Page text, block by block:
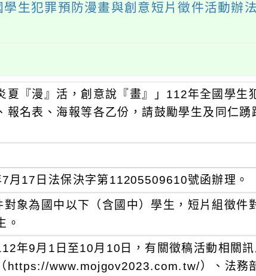
生犯罪預防漫畫與創意短片徵件活動辦
夏『漫』活，創意說『畫』」112年全國學生
報名表、海報等各乙份，請鼓勵學生及同仁踴
月17日法保決字第11205509610號函辦理。
象為國中以下（含國中）學生，短片組徵件
。
年9月1日至10月10日，有關徵稿活動相關
https://www.mojgov2023.com.tw/）、法務